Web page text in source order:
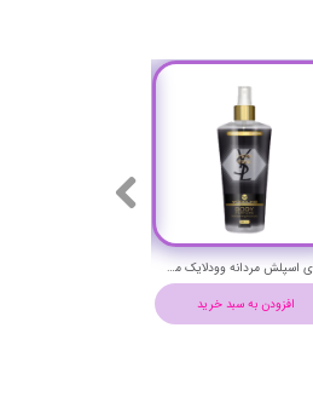
بادی اسپلش زنانه وودلایک مدل کلوین کلاین ایفوریا حجم 250 میلی لیتر - WOODLIKE CK EUPHORIA BODY SPLASH
افزودن به سبد خرید